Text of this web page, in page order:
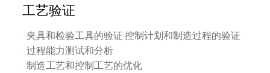
工艺验证
· 夹具和检验工具的验证·控制计划和制造过程的验证
· 过程能力测试和分析
· 制造工艺和控制工艺的优化